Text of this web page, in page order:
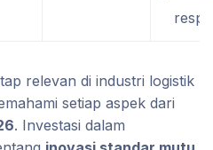
relevan di industri logistik
setiap aspek dari
. Investasi dalam